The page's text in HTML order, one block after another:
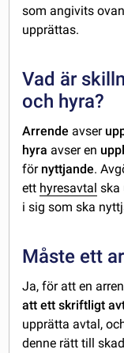
som angivits
upprättas.
Vad är
och hyra?
Arrende avser
hyra avser en
för nyttjande.
ett hyresavtal ska
i sig som ska
Måste ett
Ja, för att en
att ett skriftligt
upprätta avtal,
denne rätt till